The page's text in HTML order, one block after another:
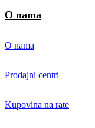
O nama
O nama
Prodajni centri
Kupovina na rate